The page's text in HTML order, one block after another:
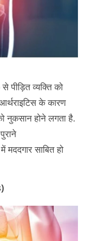
व्यक्ति को
के कारण
नुकसान होने लगता है.
मददगार साबित हो